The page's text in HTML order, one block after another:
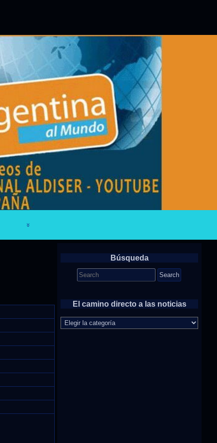
Búsqueda
Search
for:
El camino directo a las noticias
El
camino